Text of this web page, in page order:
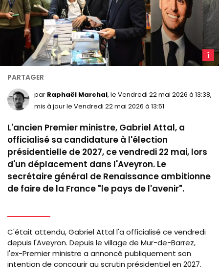
Attal
par Raphaël Marchal, le Vendredi 22 mai 2026 à 13:38,
mis à jour le Vendredi 22 mai 2026 à 13:51
L'ancien Premier ministre, Gabriel Attal, a
officialisé sa candidature à l'élection
présidentielle de 2027, ce vendredi 22 mai, lors
d'un déplacement dans l'Aveyron. Le
secrétaire général de Renaissance ambitionne
de faire de la France "le pays de l'avenir".
C'était attendu, Gabriel Attal l'a officialisé ce vendredi
depuis l'Aveyron. Depuis le village de Mur-de-Barrez,
l'ex-Premier ministre a annoncé publiquement son
intention de concourir au scrutin présidentiel en 2027.